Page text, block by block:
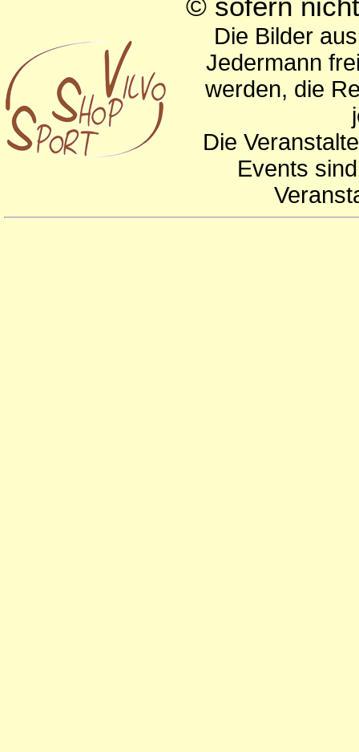
© sofern
Die Bilder
Jedermann
werden, die
Die
Events